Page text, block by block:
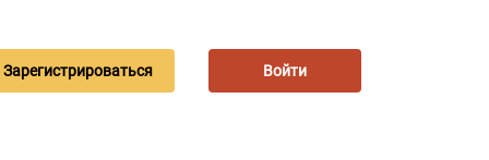
Зарегистрироваться Войти